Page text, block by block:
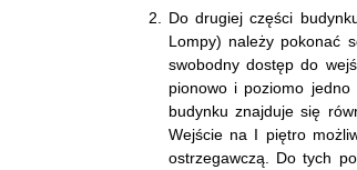
Do drugiej części
Lompy) należy pokonać
swobodny dostęp do
pionowo i poziomo jedno
budynku znajduje się
Wejście na I piętro
ostrzegawczą. Do tych